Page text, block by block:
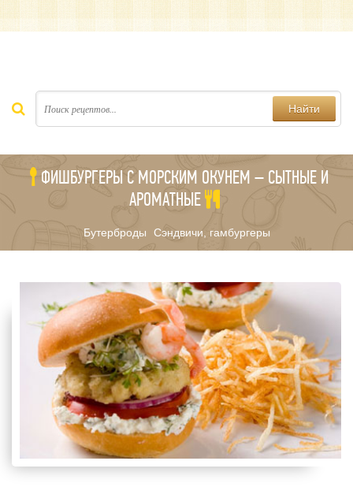
Найти
ФИШБУРГЕРЫ С МОРСКИМ ОКУНЕМ – СЫТНЫЕ И
АРОМАТНЫЕ
Бутерброды Сэндвичи, гамбургеры